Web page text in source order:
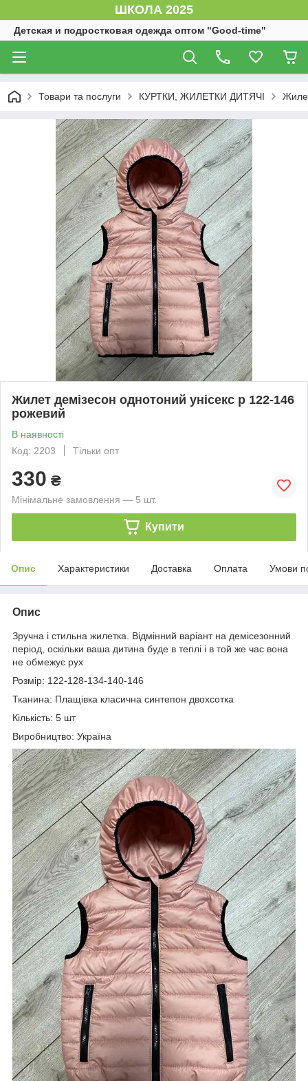
ШКОЛА 2025
Детская и подростковая одежда оптом "Good-time"
Товари та послуги КУРТКИ, ЖИЛЕТКИ ДИТЯЧІ
Жилет демізесон однотоний унісекс р 122-146
рожевий
В наявності
Код: 2203
Тільки опт
330 ₴
Мінімальне замовлення — 5 шт.
Купити
Опис Характеристики Доставка Оплата Умови
Опис
Зручна і стильна жилетка. Відмінний варіант на демісезонний
період, оскільки ваша дитина буде в теплі і в той же час вона
не обмежує рух
Розмір: 122-128-134-140-146
Тканина: Плащівка класична синтепон двохсотка
Кількість: 5 шт
Виробництво: Україна